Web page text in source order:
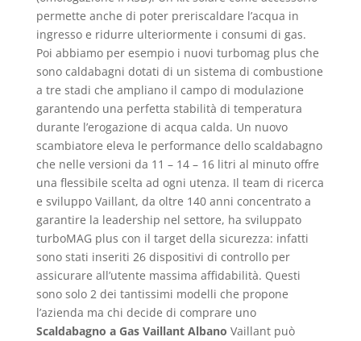
permette anche di poter preriscaldare l’acqua in
ingresso e ridurre ulteriormente i consumi di gas.
Poi abbiamo per esempio i nuovi turbomag plus che
sono caldabagni dotati di un sistema di combustione
a tre stadi che ampliano il campo di modulazione
garantendo una perfetta stabilità di temperatura
durante l’erogazione di acqua calda. Un nuovo
scambiatore eleva le performance dello scaldabagno
che nelle versioni da 11 – 14 – 16 litri al minuto offre
una flessibile scelta ad ogni utenza. Il team di ricerca
e sviluppo Vaillant, da oltre 140 anni concentrato a
garantire la leadership nel settore, ha sviluppato
turboMAG plus con il target della sicurezza: infatti
sono stati inseriti 26 dispositivi di controllo per
assicurare all’utente massima affidabilità. Questi
sono solo 2 dei tantissimi modelli che propone
l’azienda ma chi decide di comprare uno
Scaldabagno a Gas Vaillant Albano Vaillant può